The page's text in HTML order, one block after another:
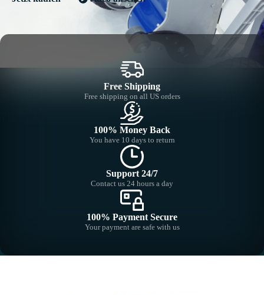
Free Shipping
Free shipping on all US orders
100% Money Back
You have 10 days to return
Support 24/7
Contact us 24 hours a day
100% Payment Secure
Your payment are safe with us